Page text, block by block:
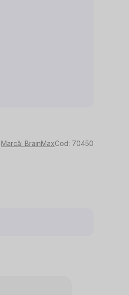
Marcă: BrainMaxCod: 70450